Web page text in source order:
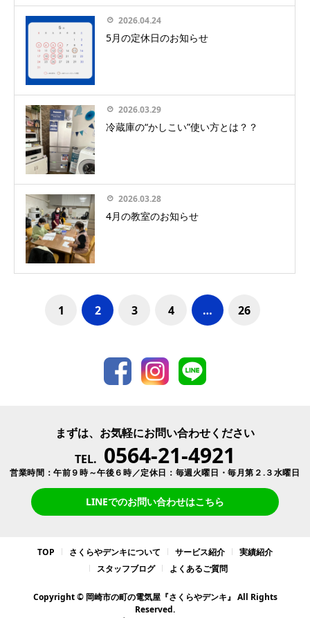
2026.04.24
5月の定休日のお知らせ
2026.03.29
冷蔵庫の“かしこい”使い方とは？？
2026.03.28
4月の教室のお知らせ
1 2 3 4 … 26
まずは、お気軽にお問い合わせください
TEL. 0564-21-4921
営業時間：午前９時～午後６時／定休日：毎週火曜日・毎月第２.３水曜日
LINEでのお問い合わせはこちら
TOP さくらやデンキについて サービス紹介
実績紹介
スタッフブログ
よくあるご質問
Copyright © 岡崎市の町の電気屋『さくらやデンキ』 All Rights
Reserved.